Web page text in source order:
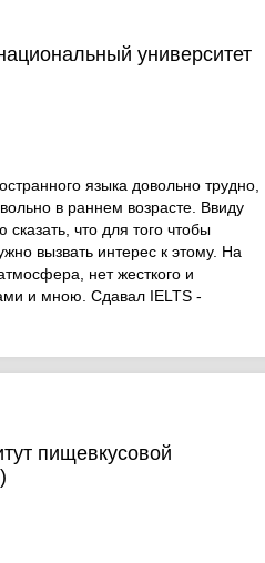
университет
языка довольно трудно,
в раннем возрасте. Ввиду
что для того чтобы
вызвать интерес к этому. На
нет жесткого и
и мною. Сдавал IELTS -
пищевкусовой